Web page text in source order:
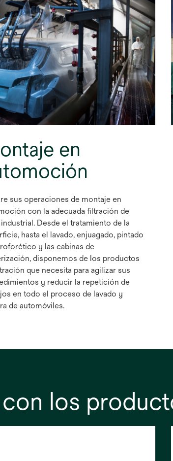
en
sus operaciones de montaje en
con la adecuada filtración de
industrial. Desde el tratamiento de la
hasta el lavado, enjuagado, pintado
y las cabinas de
disponemos de los productos
que necesita para agilizar sus
y reducir la repetición de
en todo el proceso de lavado y
de automóviles.
los